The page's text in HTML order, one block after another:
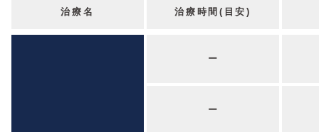
治療名 治療時間(目安)
ー
ー